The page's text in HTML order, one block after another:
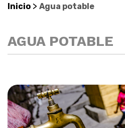
Inicio > Agua potable
AGUA POTABLE